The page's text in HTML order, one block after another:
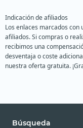
Indicación de afiliados
Los enlaces marcados
afiliados. Si compras o
recibimos una
desventaja o coste
nuestra oferta gratuita.
Búsqueda